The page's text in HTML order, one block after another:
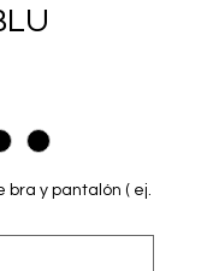
bra y pantalón ( ej.